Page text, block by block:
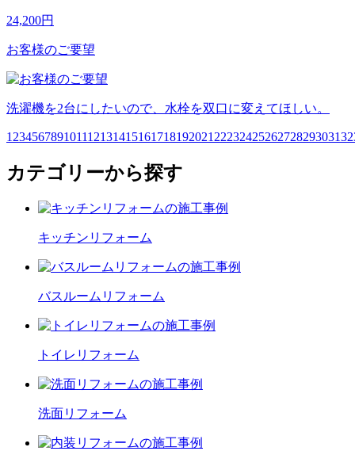
24,200円
お客様のご要望
洗濯機を2台にしたいので、水栓を双口に変えてほしい。
1 23456789101112131415161718192021 2223242526272829303132
カテゴリーから探す
キッチン リフォーム
バスルーム リフォーム
トイレ リフォーム
洗面リフォーム